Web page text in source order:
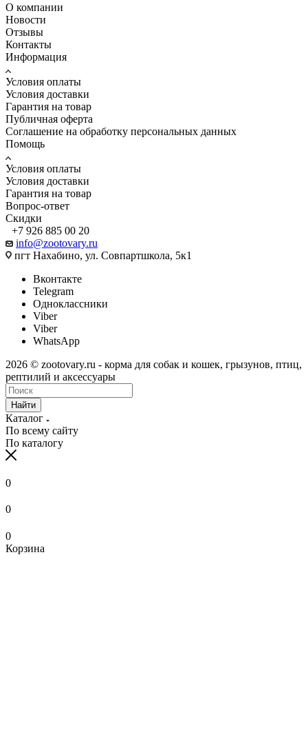
О компании
Новости
Отзывы
Контакты
Информация
Условия оплаты
Условия доставки
Гарантия на товар
Публичная оферта
Соглашение на обработку персональных данных
Помощь
Условия оплаты
Условия доставки
Гарантия на товар
Вопрос-ответ
Скидки
+7 926 885 00 20
info@zootovary.ru
пгт Нахабино, ул. Совпартшкола, 5к1
Вконтакте
Telegram
Одноклассники
Viber
Viber
WhatsApp
2026 © zootovary.ru - корма для собак и кошек, грызунов, птиц,
рептилий и аксессуары
Найти
Каталог
По всему сайту
По каталогу
0
0
0
Корзина